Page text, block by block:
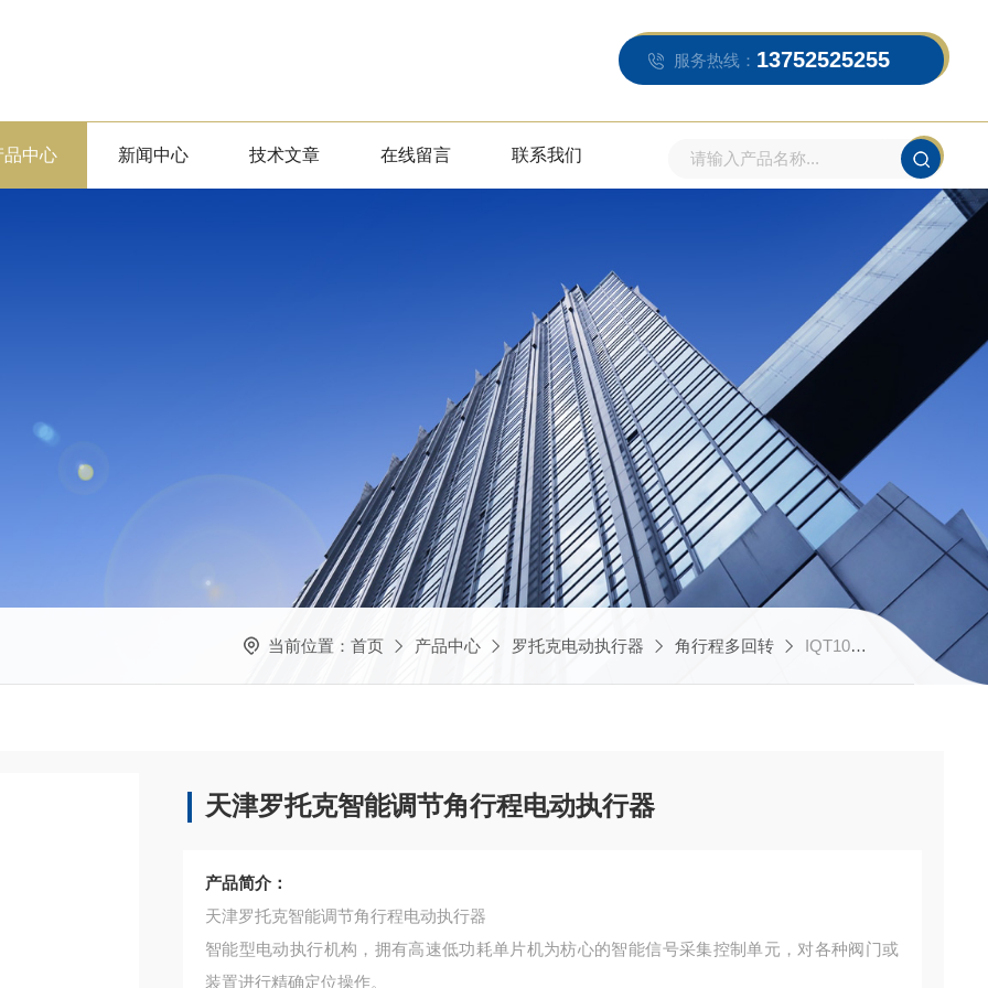
服务热线： 13752525255
品中心 新闻中心 技术文章 在线留言 联系我们
当前位置： 首页 产品中心 罗托克电动执行器 角行程多回转 IQT100天津罗托克智能调节角行程电动执行器
天津罗托克智能调节角行程电动执行器
产品简介：
天津罗托克智能调节角行程电动执行器
智能型电动执行机构，拥有高速低功耗单片机为枋心的智能信号采集控制单元，对各种阀门或
装置进行精确定位操作。